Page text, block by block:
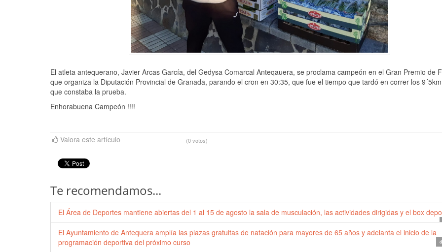
El atleta antequerano, Javier Arcas García, del Gedysa Comarcal Anteqauera, se proclama campeón en el Gran Premio de
que organiza la Diputación Provincial de Granada, parando el cron en 30:35, que fue el tiempo que tardó en correr los
que constaba la prueba.
Enhorabuena Campeón !!!!
Valora este artículo (0 votos)
Te recomendamos...
El Área de Deportes mantiene abiertas del 1 al 15 de agosto la sala de musculación, las actividades dirigidas y el box
El Ayuntamiento de Antequera amplía las plazas gratuitas de natación para mayores de 65 años y adelanta el inicio de la
programación deportiva del próximo curso